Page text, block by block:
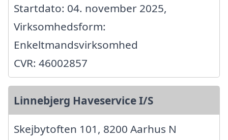
Startdato: 04. november 2025,
Virksomhedsform:
Enkeltmandsvirksomhed
CVR: 46002857
Linnebjerg Haveservice I/S
Skejbytoften 101, 8200 Aarhus N